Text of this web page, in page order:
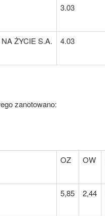
3.03
ŻYCIE S.A. 4.03
zanotowano:
OZ OW
5,85 2,44